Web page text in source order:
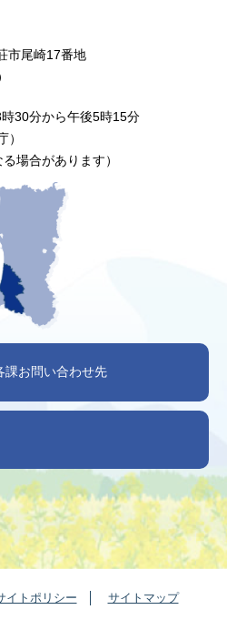
市尾崎17番地
30分から午後5時15分
）
場合があります）
課お問い合わせ先
イトポリシー サイトマップ